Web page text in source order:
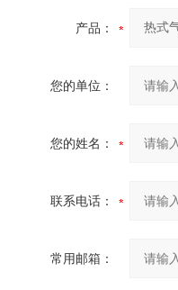
产品：
您的单位：
您的姓名：
联系电话：
常用邮箱：